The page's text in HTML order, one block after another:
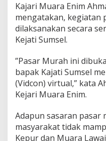
Kajari Muara Enim
mengatakan, kegiatan
dilaksanakan secara
Kejati Sumsel.
”Pasar Murah ini
bapak Kajati Sumsel
(Vidcon) virtual,” kata
Kejari Muara Enim.
Adapun sasaran
masyarakat tidak
Kepur dan Muara